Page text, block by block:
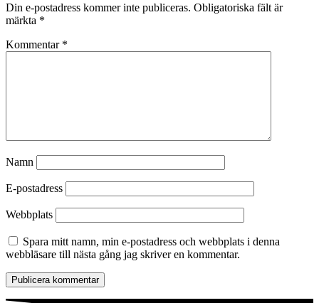
Din e-postadress kommer inte publiceras. Obligatoriska fält är
märkta *
Kommentar *
Namn
E-postadress
Webbplats
Spara mitt namn, min e-postadress och webbplats i denna
webbläsare till nästa gång jag skriver en kommentar.